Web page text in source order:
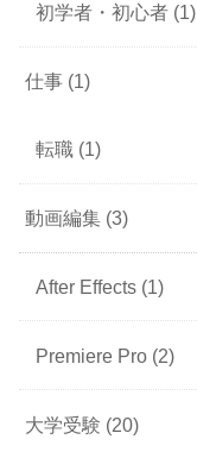
初学者・初心者 (1)
仕事 (1)
転職 (1)
動画編集 (3)
After Effects (1)
Premiere Pro (2)
大学受験 (20)